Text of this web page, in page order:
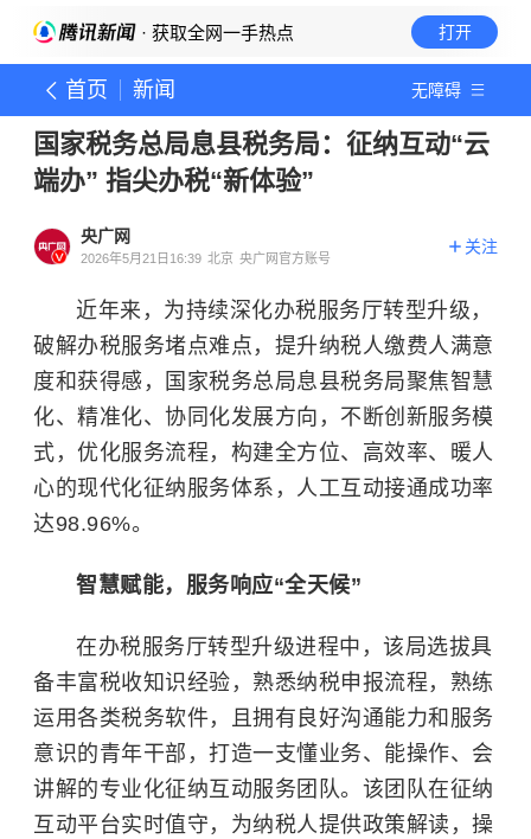
· 获取全网一手热点 打开
首页 新闻 无障碍
国家税务总局息县税务局：征纳互动“云
端办” 指尖办税“新体验”
央广网
2026年5月21日16:39 北京 央广网官方账号
关注
近年来，为持续深化办税服务厅转型升级，
破解办税服务堵点难点，提升纳税人缴费人满意
度和获得感，国家税务总局息县税务局聚焦智慧
化、精准化、协同化发展方向，不断创新服务模
式，优化服务流程，构建全方位、高效率、暖人
心的现代化征纳服务体系，人工互动接通成功率
达98.96%。
智慧赋能，服务响应“全天候”
在办税服务厅转型升级进程中，该局选拔具
备丰富税收知识经验，熟悉纳税申报流程，熟练
运用各类税务软件，且拥有良好沟通能力和服务
意识的青年干部，打造一支懂业务、能操作、会
讲解的专业化征纳互动服务团队。该团队在征纳
互动平台实时值守，为纳税人提供政策解读，操